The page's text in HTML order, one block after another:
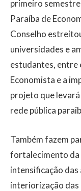
primeiro
Paraíba de
Conselho
universidades e
estudantes, entre
Economista e a
projeto que
rede pública
Também fazem
fortalecimento da
intensificação das
interiorização